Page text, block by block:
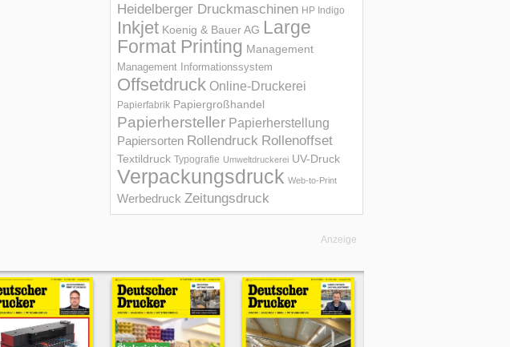
Heidelberger Druckmaschinen HP Indigo
Inkjet Koenig & Bauer AG Large
Format Printing Management
Management Informations­system
Offsetdruck Online-Druckerei
Papierfabrik Papiergroßhandel
Papierhersteller Papierherstellung
Papiersorten Rollendruck Rollenoffset
Textildruck Typografie Umweltdruckerei UV-Druck
Verpackungsdruck Web-to-Print
Werbedruck Zeitungsdruck
Anzeige